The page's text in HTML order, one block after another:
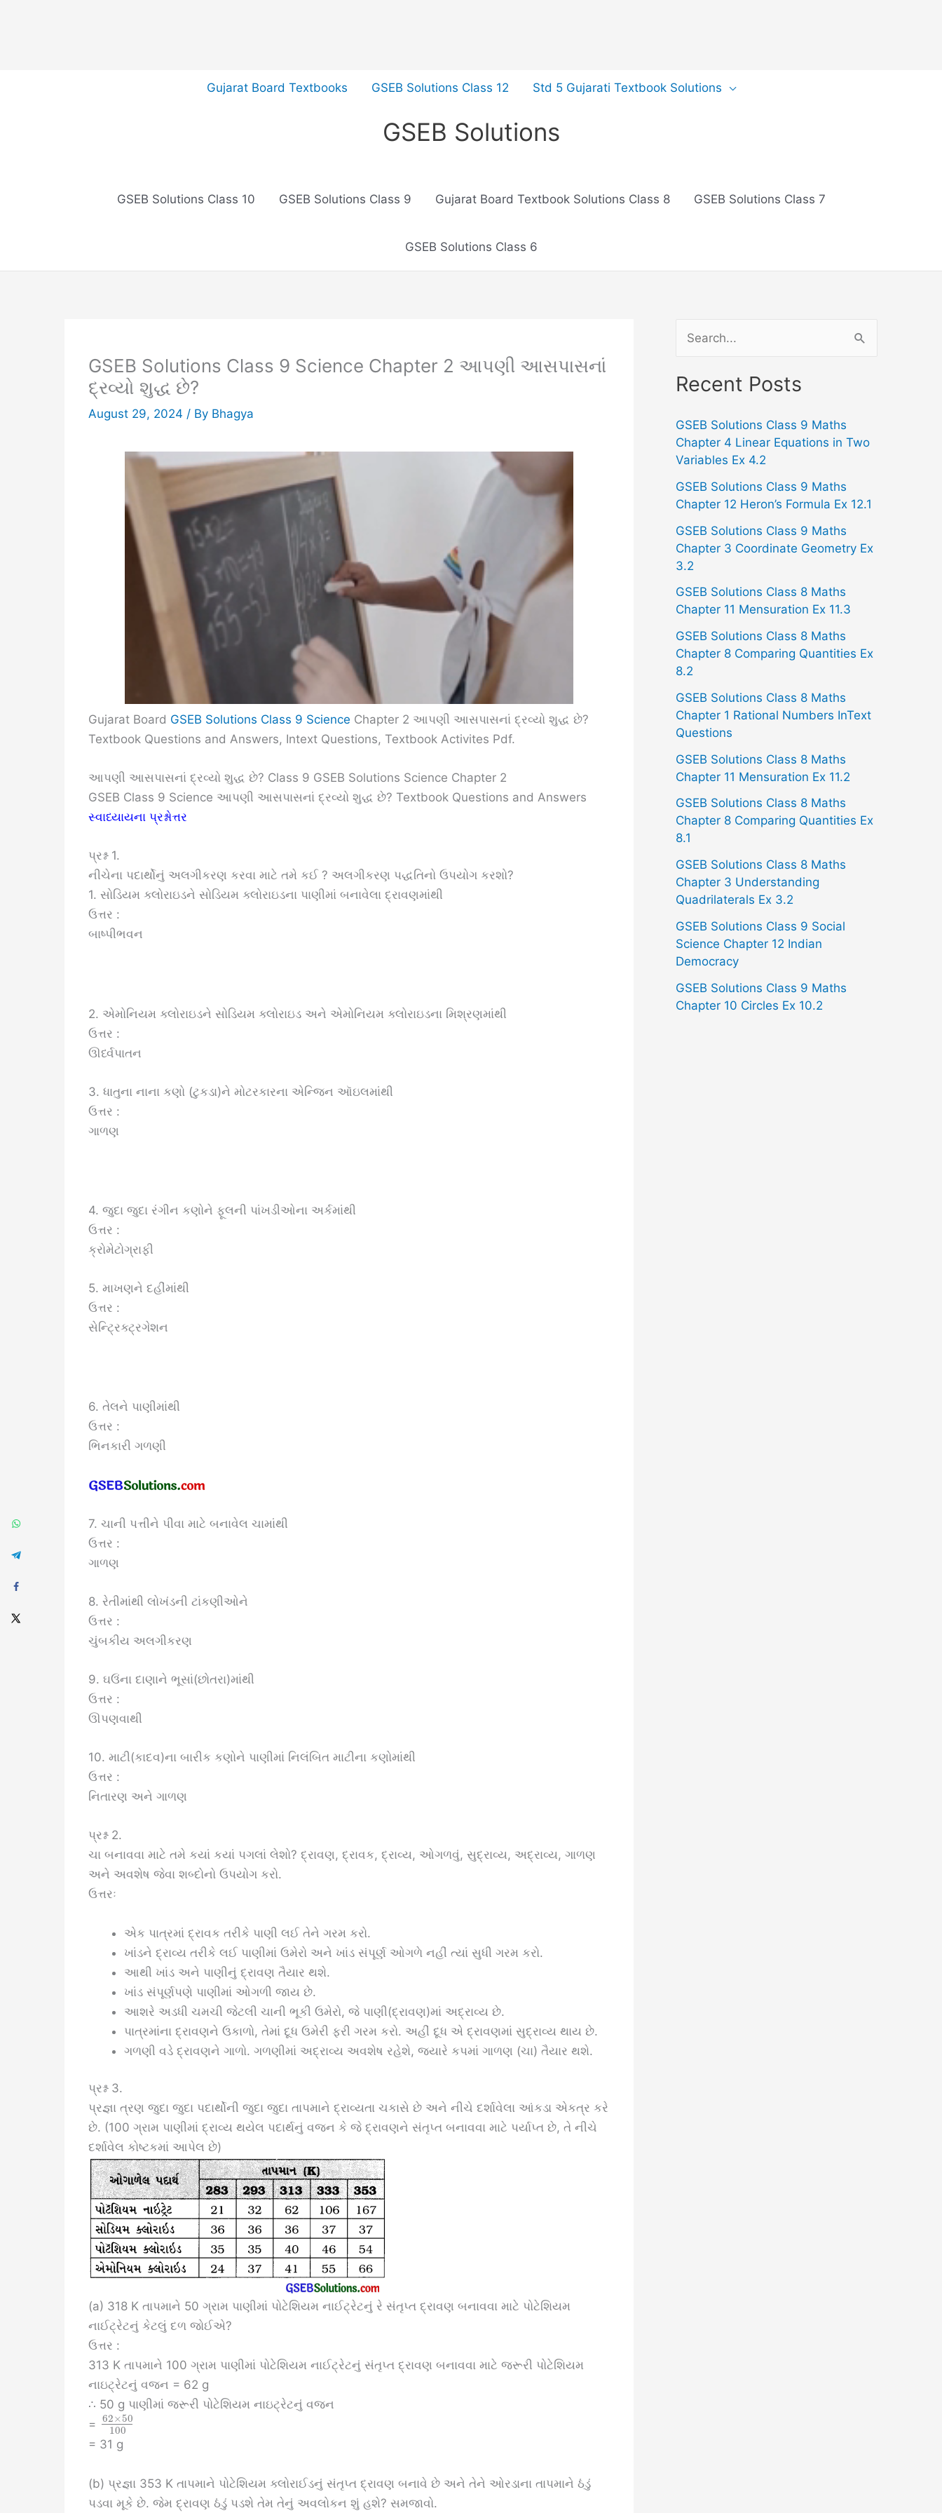
Gujarat Board Textbooks GSEB Solutions Class 12 Std 5 Gujarati Textbook Solutions
GSEB Solutions
GSEB Solutions Class 10 GSEB Solutions Class 9 Gujarat Board Textbook Solutions Class 8 GSEB Solutions Class 7
GSEB Solutions Class 6
GSEB Solutions Class 9 Science Chapter 2 આપણી આસપાસનાં
દ્રવ્યો શુદ્ધ છે?
August 29, 2024 / By Bhagya
Gujarat Board GSEB Solutions Class 9 Science Chapter 2 આપણી આસપાસનાં દ્રવ્યો શુદ્ધ છે?
Textbook Questions and Answers, Intext Questions, Textbook Activites Pdf.
આપણી આસપાસનાં દ્રવ્યો શુદ્ધ છે? Class 9 GSEB Solutions Science Chapter 2
GSEB Class 9 Science આપણી આસપાસનાં દ્રવ્યો શુદ્ધ છે? Textbook Questions and Answers
સ્વાધ્યાયના પ્રશ્નોત્તર
પ્રશ્ન 1.
નીચેના પદાર્થોનું અલગીકરણ કરવા માટે તમે કઈ ? અલગીકરણ પદ્ધતિનો ઉપયોગ કરશો?
1. સોડિયમ ક્લોરાઇડને સોડિયમ ક્લોરાઇડના પાણીમાં બનાવેલા દ્રાવણમાંથી
ઉત્તર :
બાષ્પીભવન
2. એમોનિયમ ક્લોરાઇડને સોડિયમ ક્લોરાઇડ અને એમોનિયમ ક્લોરાઇડના મિશ્રણમાંથી
ઉત્તર :
ઊર્ધ્વપાતન
3. ધાતુના નાના કણો (ટુકડા)ને મોટરકારના એન્જિન ઑઇલમાંથી
ઉત્તર :
ગાળણ
4. જુદા જુદા રંગીન કણોને ફૂલની પાંખડીઓના અર્કમાંથી
ઉત્તર :
ક્રોમેટોગ્રાફી
5. માખણને દહીંમાંથી
ઉત્તર :
સેન્ટ્રિક્ટ્રગેશન
6. તેલને પાણીમાંથી
ઉત્તર :
ભિનકારી ગળણી
7. ચાની પત્તીને પીવા માટે બનાવેલ ચામાંથી
ઉત્તર :
ગાળણ
8. રેતીમાંથી લોખંડની ટાંકણીઓને
ઉત્તર :
ચુંબકીય અલગીકરણ
9. ઘઉંના દાણાને ભૂસાં(છોતરા)માંથી
ઉત્તર :
ઊપણવાથી
10. માટી(કાદવ)ના બારીક કણોને પાણીમાં નિલંબિત માટીના કણોમાંથી
ઉત્તર :
નિતારણ અને ગાળણ
પ્રશ્ન 2.
ચા બનાવવા માટે તમે કયાં કયાં પગલાં લેશો? દ્રાવણ, દ્રાવક, દ્રાવ્ય, ઓગળવું, સુદ્રાવ્ય, અદ્રાવ્ય, ગાળણ
અને અવશેષ જેવા શબ્દોનો ઉપયોગ કરો.
ઉત્તરઃ
એક પાત્રમાં દ્રાવક તરીકે પાણી લઈ તેને ગરમ કરો.
ખાંડને દ્રાવ્ય તરીકે લઈ પાણીમાં ઉમેરો અને ખાંડ સંપૂર્ણ ઓગળે નહીં ત્યાં સુધી ગરમ કરો.
આથી ખાંડ અને પાણીનું દ્રાવણ તૈયાર થશે.
ખાંડ સંપૂર્ણપણે પાણીમાં ઓગળી જાય છે.
આશરે અડધી ચમચી જેટલી ચાની ભૂકી ઉમેરો, જે પાણી(દ્રાવણ)માં અદ્રાવ્ય છે.
પાત્રમાંના દ્રાવણને ઉકાળો, તેમાં દૂધ ઉમેરી ફરી ગરમ કરો. અહીં દૂધ એ દ્રાવણમાં સુદ્રાવ્ય થાય છે.
ગળણી વડે દ્રાવણને ગાળો. ગળણીમાં અદ્રાવ્ય અવશેષ રહેશે, જ્યારે કપમાં ગાળણ (ચા) તૈયાર થશે.
પ્રશ્ન 3.
પ્રજ્ઞા ત્રણ જુદા જુદા પદાર્થોની જુદા જુદા તાપમાને દ્રાવ્યતા ચકાસે છે અને નીચે દર્શાવેલા આંકડા એકત્ર કરે
છે. (100 ગ્રામ પાણીમાં દ્રાવ્ય થયેલ પદાર્થનું વજન કે જે દ્રાવણને સંતૃપ્ત બનાવવા માટે પર્યાપ્ત છે, તે નીચે
દર્શાવેલ કોષ્ટકમાં આપેલ છે)
(a) 318 K તાપમાને 50 ગ્રામ પાણીમાં પોટેશિયમ નાઈટ્રેટનું રે સંતૃપ્ત દ્રાવણ બનાવવા માટે પોટેશિયમ
નાઈટ્રેટનું કેટલું દળ જોઈએ?
ઉત્તર :
313 K તાપમાને 100 ગ્રામ પાણીમાં પોટેશિયમ નાઈટ્રેટનું સંતૃપ્ત દ્રાવણ બનાવવા માટે જરૂરી પોટેશિયમ
નાઇટ્રેટનું વજન = 62 g
∴ 50 g પાણીમાં જરૂરી પોટેશિયમ નાઇટ્રેટનું વજન
= 62×50
100
= 31 g
(b) પ્રજ્ઞા 353 K તાપમાને પોટેશિયમ ક્લોરાઈડનું સંતૃપ્ત દ્રાવણ બનાવે છે અને તેને ઓરડાના તાપમાને ઠંડું
પડવા મૂકે છે. જેમ દ્રાવણ ઠંડું પડશે તેમ તેનું અવલોકન શું હશે? સમજાવો.
a
c
h
o
:
Recent Posts
GSEB Solutions Class 9 Maths
Chapter 4 Linear Equations in Two
Variables Ex 4.2
GSEB Solutions Class 9 Maths
Chapter 12 Heron’s Formula Ex 12.1
GSEB Solutions Class 9 Maths
Chapter 3 Coordinate Geometry Ex
3.2
GSEB Solutions Class 8 Maths
Chapter 11 Mensuration Ex 11.3
GSEB Solutions Class 8 Maths
Chapter 8 Comparing Quantities Ex
8.2
GSEB Solutions Class 8 Maths
Chapter 1 Rational Numbers InText
Questions
GSEB Solutions Class 8 Maths
Chapter 11 Mensuration Ex 11.2
GSEB Solutions Class 8 Maths
Chapter 8 Comparing Quantities Ex
8.1
GSEB Solutions Class 8 Maths
Chapter 3 Understanding
Quadrilaterals Ex 3.2
GSEB Solutions Class 9 Social
Science Chapter 12 Indian
Democracy
GSEB Solutions Class 9 Maths
Chapter 10 Circles Ex 10.2